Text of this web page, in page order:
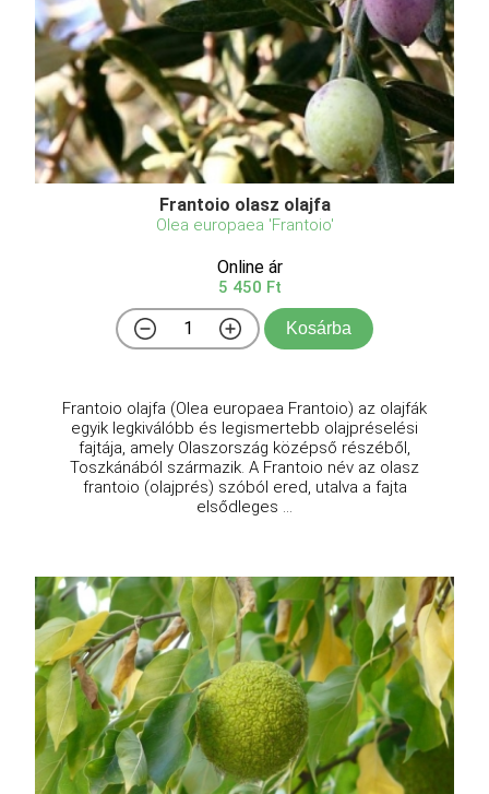
Frantoio olasz olajfa
Olea europaea 'Frantoio'
Online ár
5 450 Ft
Kosárba
Frantoio olajfa (Olea europaea Frantoio) az olajfák
egyik legkiválóbb és legismertebb olajpréselési
fajtája, amely Olaszország középső részéből,
Toszkánából származik. A Frantoio név az olasz
frantoio (olajprés) szóból ered, utalva a fajta
elsődleges ...